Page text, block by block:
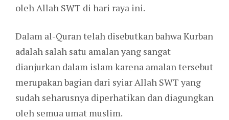
oleh Allah SWT di hari raya ini.
Dalam al-Quran telah disebutkan bahwa Kurban
adalah salah satu amalan yang sangat
dianjurkan dalam islam karena amalan tersebut
merupakan bagian dari syiar Allah SWT yang
sudah seharusnya diperhatikan dan diagungkan
oleh semua umat muslim.